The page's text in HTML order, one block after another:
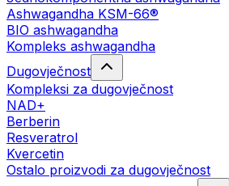
Ashwagandha KSM-66®
BIO ashwagandha
Kompleks ashwagandha
Dugovječnost
Kompleksi za dugovječnost
NAD+
Berberin
Resveratrol
Kvercetin
Ostalo proizvodi za dugovječnost